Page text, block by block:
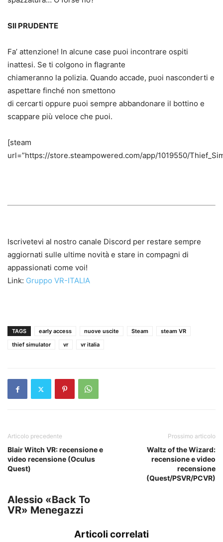
SII PRUDENTE
Fa’ attenzione! In alcune case puoi incontrare ospiti
inattesi. Se ti colgono in flagrante
chiameranno la polizia. Quando accade, puoi nasconderti e
aspettare finché non smettono
di cercarti oppure puoi sempre abbandonare il bottino e
scappare più veloce che puoi.
[steam
url=”https://store.steampowered.com/app/1019550/
Iscrivetevi al nostro canale Discord per restare sempre
aggiornati sulle ultime novità e stare in compagni di
appassionati come voi!
Link: Gruppo VR-ITALIA
TAGS early access nuove uscite Steam
steam VR
thief simulator
vr vr italia
Articolo precedente
Blair Witch VR: recensione e
video recensione (Oculus
Quest)
Prossimo articolo
Waltz of the Wizard:
recensione e video
recensione
(Quest/PSVR/PCVR)
Alessio «Back To
VR» Menegazzi
Articoli correlati